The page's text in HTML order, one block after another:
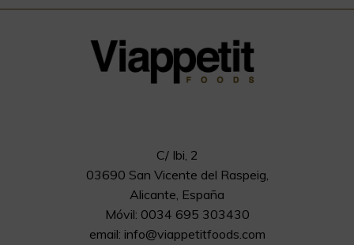
C/ Ibi, 2
03690 San Vicente del Raspeig,
Alicante, España
Móvil: 0034 695 303430
email: info@viappetitfoods.com